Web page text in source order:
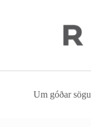
Um góðar